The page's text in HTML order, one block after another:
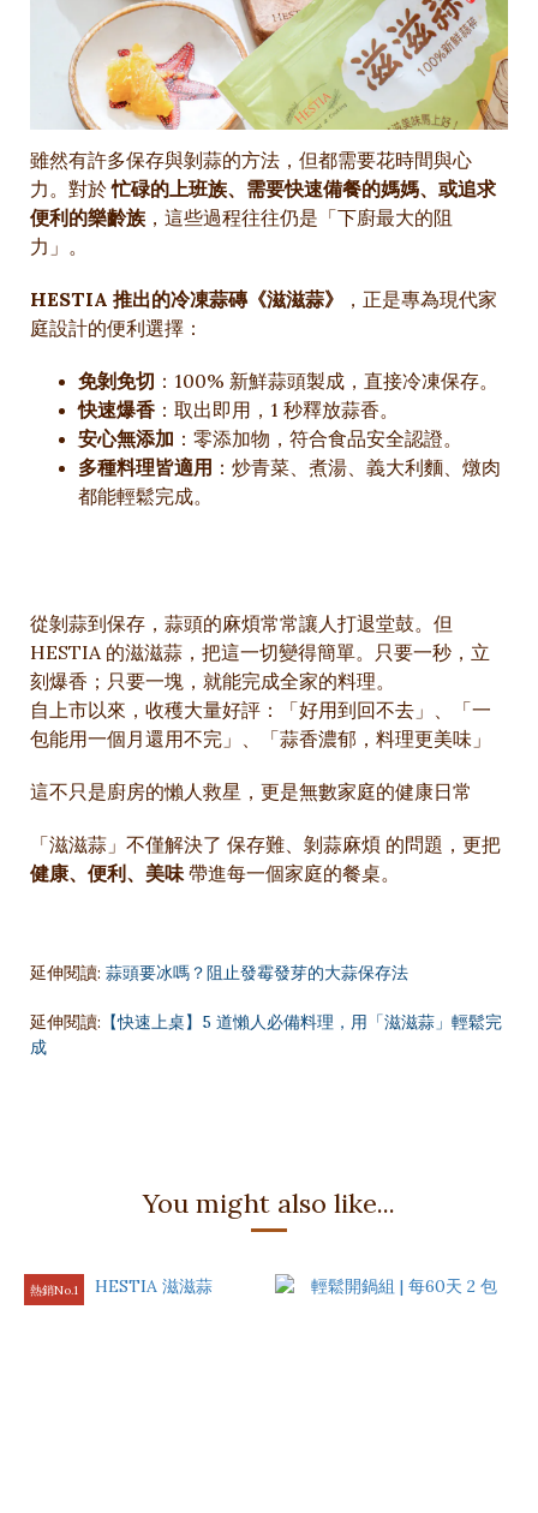
雖然有許多保存與剝蒜的方法，但都需要花時間與心
力。對於忙碌的上班族、需要快速備餐的媽媽、或追求
便利的樂齡族 ，這些過程往往仍是「下廚最大的阻
力」。
HESTIA 推出的冷凍蒜磚《滋滋蒜》
，正是專為現代家
庭設計的便利選擇：
免剝免切 ：100% 新鮮蒜頭製成，直接冷凍保存。
快速爆香 ：取出即用，1 秒釋放蒜香。
安心無添加 ：零添加物，符合食品安全認證。
多種料理皆適用 ：炒青菜、煮湯、義大利麵、燉肉
都能輕鬆完成。
從剝蒜到保存，蒜頭的麻煩常常讓人打退堂鼓。但
HESTIA 的滋滋蒜，把這一切變得簡單。只要一秒，立
刻爆香；只要一塊，就能完成全家的料理。
自上市以來，收穫大量好評：「好用到回不去」、「一
包能用一個月還用不完」、「蒜香濃郁，料理更美味」
這不只是廚房的懶人救星，更是無數家庭的健康日常
「滋滋蒜」不僅解決了 保存難、剝蒜麻煩 的問題，更把
健康、便利、美味 帶進每一個家庭的餐桌。
延伸閱讀: 蒜頭要冰嗎？阻止發霉發芽的大蒜保存法
延伸閱讀: 【快速上桌】5 道懶人必備料理，用「滋滋蒜」輕鬆完
成
You might also like...
熱銷No.1